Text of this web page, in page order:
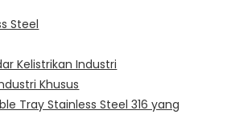
Steel
Kelistrikan Industri
Khusus
Tray Stainless Steel 316 yang